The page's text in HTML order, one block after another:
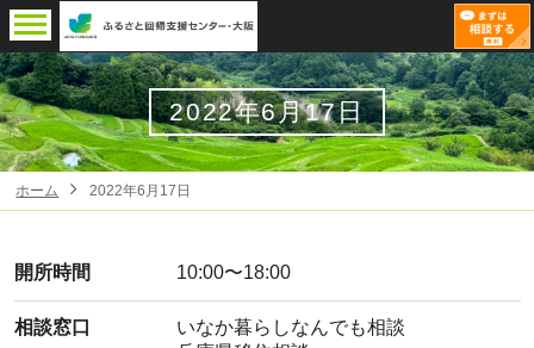
2022年6月17日
ホーム 2022年6月17日
開所時間 10:00〜18:00
相談窓口
いなか暮らしなんでも相談